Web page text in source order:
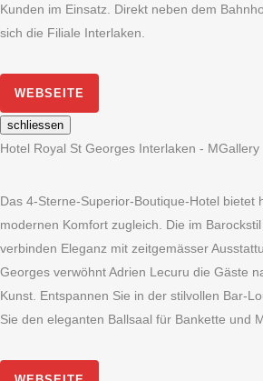
Kunden im Einsatz. Direkt neben dem
sich die Filiale Interlaken.
WEBSEITE
schliessen
Hotel Royal St Georges Interlaken - MGallery
Das 4-Sterne-Superior-Boutique-Hotel bietet
modernen Komfort zugleich. Die im
verbinden Eleganz mit zeitgemässer
Georges verwöhnt Adrien Lecuru die Gäste
Kunst. Entspannen Sie in der stilvollen Bar-
Sie den eleganten Ballsaal für Bankette und